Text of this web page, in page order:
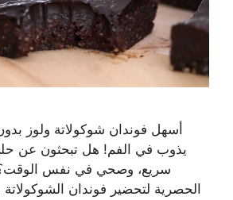
أسهل فوندان شوكولاتة ولوز
يذوب في الفم! هل تبحثون عن
سريع، وصحي في نفس الوقت؟
الحصرية لتحضير فوندان